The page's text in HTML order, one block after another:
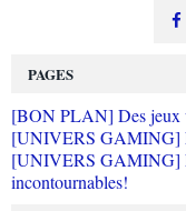
PAGES
[BON PLAN] Des jeux
[UNIVERS GAMING]
[UNIVERS GAMING]
incontournables!